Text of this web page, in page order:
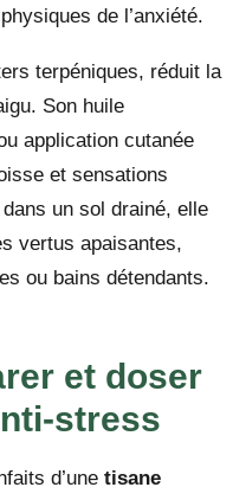
de l’anxiété.
terpéniques, réduit la
Son huile
application cutanée
et sensations
un sol drainé, elle
vertus apaisantes,
ou bains détendants.
et doser
stress
d’une tisane